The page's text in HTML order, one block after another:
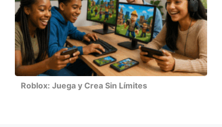
Roblox: Juega y Crea Sin Límites